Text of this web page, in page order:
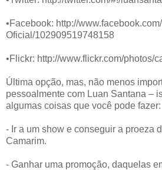
•Facebook: http://
Oficial/102909519748158
•Flickr: http://www.flickr.com/photos/
Última opção, mas, não menos
pessoalmente com Luan Santana –
algumas coisas que você pode fazer:
- Ir a um show e conseguir a proeza
Camarim.
- Ganhar uma promoção, daquelas